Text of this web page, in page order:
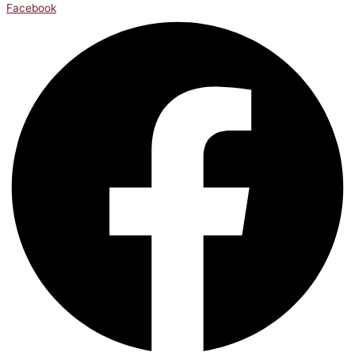
Facebook